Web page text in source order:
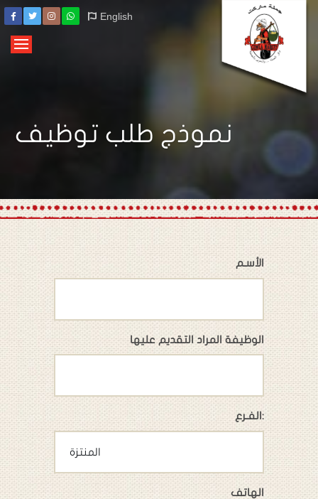
English
نموذج طلب توظيف
الأسـم
الوظيفة المراد التقديم عليها
الفـرع:
الهاتف